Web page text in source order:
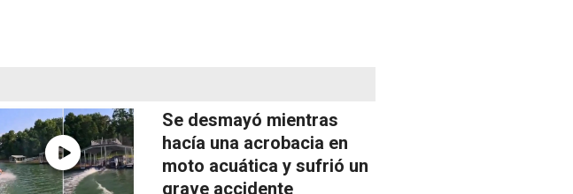
Se desmayó mientras
hacía una acrobacia en
moto acuática y sufrió un
grave accidente